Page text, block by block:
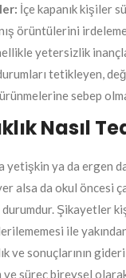
İçe kapanık kişiler
örüntülerini
yetersizlik
tetikleyen,
sebep
Nasıl
yetişkin ya da ergen
alsa da okul öncesi
Şikayetler
ile
ve sonuçlarının
ve süreç bireysel